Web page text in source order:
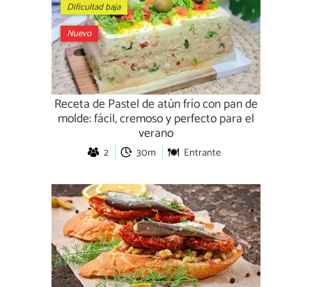
Dificultad baja
Nuevo
Receta de Pastel de atún frío con pan de
molde: fácil, cremoso y perfecto para el
verano
2 30m Entrante